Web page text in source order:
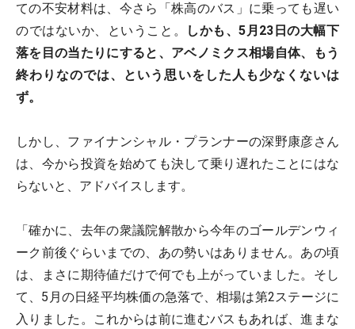
ての不安材料は、今さら「株高のバス」に乗っても遅い
のではないか、ということ。
しかも、5月23日の大幅下
落を目の当たりにすると、アベノミクス相場自体、もう
終わりなのでは、という思いをした人も少なくないは
ず。
しかし、ファイナンシャル・プランナーの深野康彦さん
は、今から投資を始めても決して乗り遅れたことにはな
らないと、アドバイスします。
「確かに、去年の衆議院解散から今年のゴールデンウィ
ーク前後ぐらいまでの、あの勢いはありません。あの頃
は、まさに期待値だけで何でも上がっていました。そし
て、5月の日経平均株価の急落で、相場は第2ステージに
入りました。これからは前に進むバスもあれば、進まな